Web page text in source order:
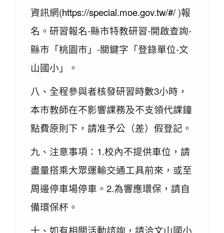
資訊網(https://special.moe.gov.tw/#/)報
名。研習報名-縣市特教研習-開啟查詢-
縣市「桃園市」-關鍵字「登錄單位-文
山國小」。
八、全程參與者核發研習時數3小時，
本市教師在不影響課務及不支領代課鐘
點費原則下，請准予公（差）假登記。
九、注意事項：1.校內不提供車位，請
盡量搭乘大眾運輸交通工具前來，或至
周邊停車場停車。2.為響應環保，請自
備環保杯。
十、如有相關活動諮詢，請洽文山國小